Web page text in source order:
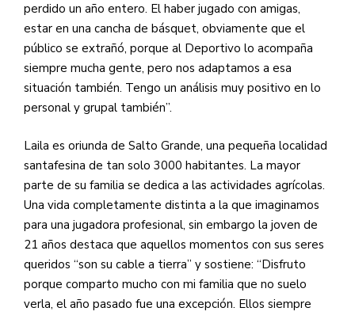
perdido un año entero. El haber jugado con amigas,
estar en una cancha de básquet, obviamente que el
público se extrañó, porque al Deportivo lo acompaña
siempre mucha gente, pero nos adaptamos a esa
situación también. Tengo un análisis muy positivo en lo
personal y grupal también”.
Laila es oriunda de Salto Grande, una pequeña localidad
santafesina de tan solo 3000 habitantes. La mayor
parte de su familia se dedica a las actividades agrícolas.
Una vida completamente distinta a la que imaginamos
para una jugadora profesional, sin embargo la joven de
21 años destaca que aquellos momentos con sus seres
queridos “son su cable a tierra” y sostiene: “Disfruto
porque comparto mucho con mi familia que no suelo
verla, el año pasado fue una excepción. Ellos siempre